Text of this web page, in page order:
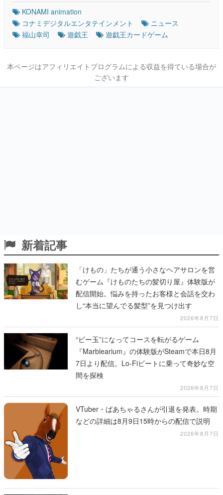
KONAMI animation
コナミデジタルエンタテインメント
ニュース
福山幸司
遊戯王 遊戯王カードゲーム
本ページはアフィリエイトプログラムによる収益を得ている場合が
ございます
新着記事
「けもの」たちが通う小さなヘアサロンを営
むゲーム『けものたちの髪切り屋』体験版が
配信開始。悩みを持ったお客様と会話を交わ
し“本当に望んでる髪型”を見つけ出す
2026年8月7日
“ビー玉”になってコースを転がるゲーム
『Marblearium』の体験版がSteamで本日8月
7日より配信。Lo-Fiビートに乗って奇妙な空
間を探検
2026年8月7日
VTuber・ばあちゃるさんが引退を発表。時期
などの詳細は8月9日15時からの配信で説明
2026年8月7日